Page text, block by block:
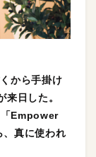
から手掛け
日した。
Empower
、真に使われ